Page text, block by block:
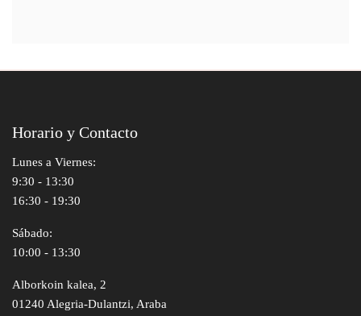
Horario y Contacto
Lunes a Viernes:
9:30 - 13:30
16:30 - 19:30
Sábado:
10:00 - 13:30
Alborkoin kalea, 2
01240 Alegria-Dulantzi, Araba